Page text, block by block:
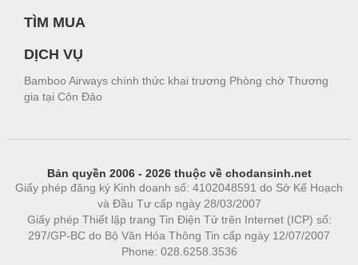
TÌM MUA
DỊCH VỤ
Bamboo Airways chính thức khai trương Phòng chờ Thương
gia tại Côn Đảo
Bản quyền 2006 - 2026 thuộc về chodansinh.net
Giấy phép đăng ký Kinh doanh số: 4102048591 do Sở Kế Hoạch
và Đầu Tư cấp ngày 28/03/2007
Giấy phép Thiết lập trang Tin Điện Tử trên Internet (ICP) số:
297/GP-BC do Bộ Văn Hóa Thông Tin cấp ngày 12/07/2007
Phone: 028.6258.3536